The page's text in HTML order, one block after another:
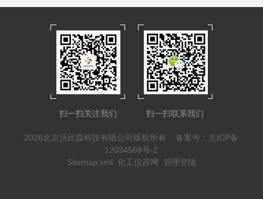
扫一扫关注我们 扫一扫联系我们
2026北京沃比森科技有限公司版权所有 备案号：京ICP备
12034568号-2
Sitemap.xml 化工仪器网 管理登陆